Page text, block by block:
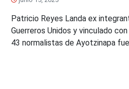
Patricio Reyes Landa ex
Guerreros Unidos y vinculado
43 normalistas de Ayotzinapa